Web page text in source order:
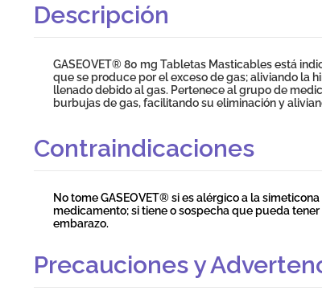
Descripción
GASEOVET® 80 mg Tabletas Masticables está
que se produce por el exceso de gas; aliviando la
llenado debido al gas. Pertenece al grupo de
burbujas de gas, facilitando su eliminación y
Contraindicaciones
No tome GASEOVET® si es alérgico a la
medicamento; si tiene o sospecha que pueda
embarazo.
Precauciones y